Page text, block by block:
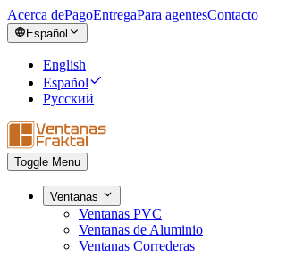
Acerca dePagoEntregaPara agentesContacto
Español
English
Español
Русский
Toggle Menu
Ventanas
Ventanas PVC
Ventanas de Aluminio
Ventanas Correderas